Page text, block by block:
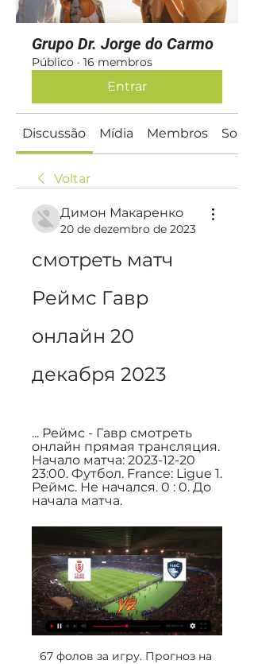
Grupo Dr. Jorge do Carmo
Público · 16 membros
Entrar
Discussão Mídia Membros Sobre
Voltar
Димон Макаренко
20 de dezembro de 2023
смотреть матч
Реймс Гавр
онлайн 20
декабря 2023
... Реймс - Гавр смотреть
онлайн прямая трансляция.
Начало матча: 2023-12-20
23:00. Футбол. France: Ligue 1.
Реймс. Не начался. 0 : 0. До
начала матча.
67 фолов за игру. Прогноз на